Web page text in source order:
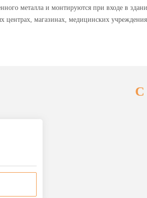
металла и монтируются при входе в
центрах, магазинах, медицинских
С